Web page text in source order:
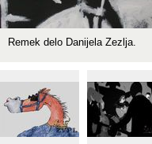
Remek delo Danijela Zezlja.